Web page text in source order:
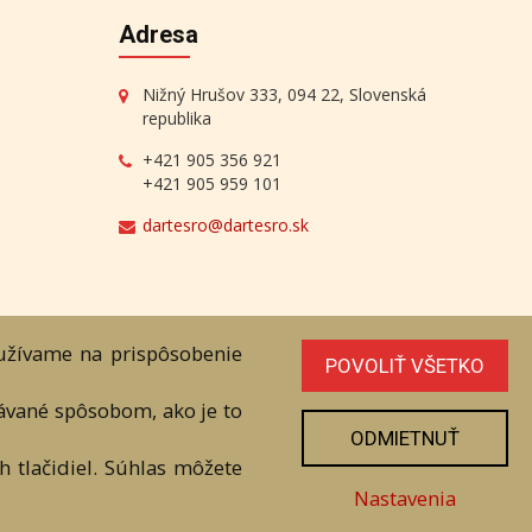
Adresa
Nižný Hrušov 333, 094 22, Slovenská
republika
+421 905 356 921
+421 905 959 101
dartesro@dartesro.sk
Všetky práva sú vyhradené.
na prispôsobenie
spôsobom, ako je to
tlačidiel. Súhlas môžete
POVOLIŤ VŠETKO
ODMIETNUŤ
Nastavenia